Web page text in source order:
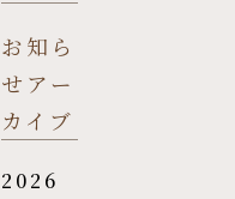
お知ら
せアー
カイブ
2026